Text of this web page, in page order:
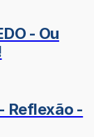
- Ou
Reflexão -